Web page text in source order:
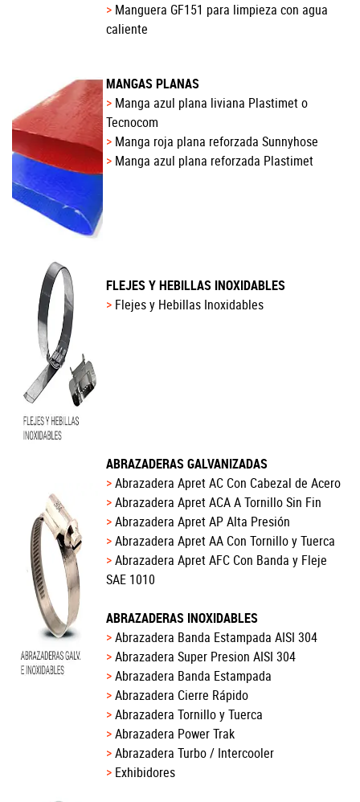
Manguera GF151 para limpieza con agua
caliente
MANGAS PLANAS
Manga azul plana liviana Plastimeto
Tecnocom
Manga roja plana reforzada Sunnyhose
Manga azul plana reforzada Plastimet
FLEJES Y HEBILLAS INOXIDABLES
Flejes y Hebillas Inoxidables
ABRAZADERAS GALVANIZADAS
Abrazadera Apret AC Con Cabezal de Acero
Abrazadera Apret ACA A Tornillo Sin Fin
Abrazadera Apret AP Alta Presión
Abrazadera Apret AA Con Tornillo y Tuerca
Abrazadera Apret AFC Con Banda y Fleje
SAE 1010
ABRAZADERAS INOXIDABLES
Abrazadera Banda Estampada AISI 304
Abrazadera Super Presion AISI 304
Abrazadera Banda Estampada
Abrazadera Cierre Rápido
Abrazadera Tornillo y Tuerca
Abrazadera Power Trak
Abrazadera Turbo / Intercooler
Exhibidores